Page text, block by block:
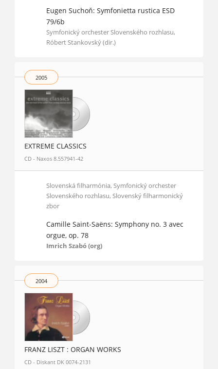
Eugen Suchoň: Symfonietta rustica ESD
79/6b
Symfonický orchester Slovenského rozhlasu,
Róbert Stankovský (dir.)
2005
EXTREME CLASSICS
CD - Naxos 8.557941-42
Slovenská filharmónia, Symfonický orchester
Slovenského rozhlasu, Slovenský filharmonický
zbor
Camille Saint-Saëns: Symphony no. 3 avec
orgue, op. 78
Imrich Szabó (org)
2004
FRANZ LISZT : ORGAN WORKS
CD - Diskant DK 0074-2131